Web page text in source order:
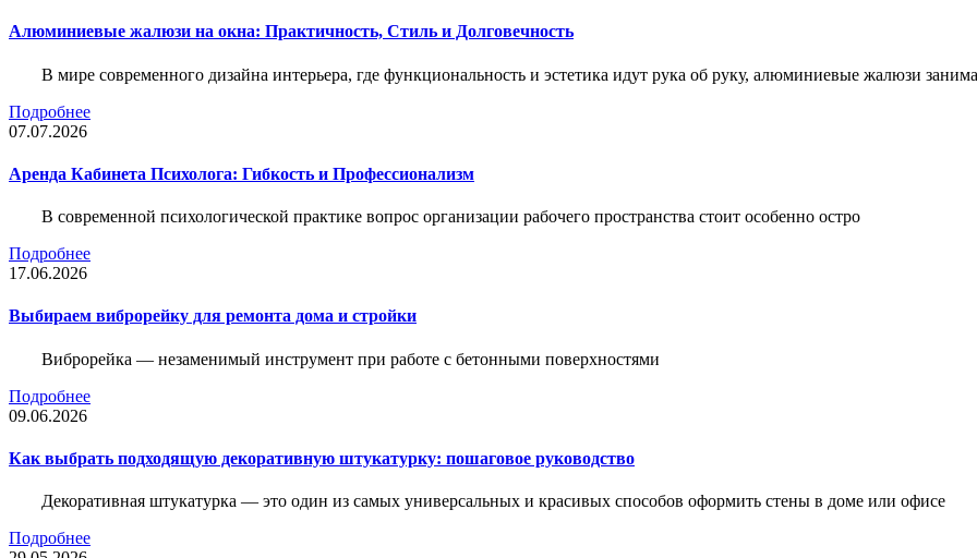
Алюминиевые жалюзи на окна: Практичность, Стиль и Долговечность
В мире современного дизайна интерьера, где функциональность и эстетика идут рука об руку, алюминиевые жалюзи
Подробнее
07.07.2026
Аренда Кабинета Психолога: Гибкость и Профессионализм
В современной психологической практике вопрос организации рабочего пространства стоит особенно остро
Подробнее
17.06.2026
Выбираем виброрейку для ремонта дома и стройки
Виброрейка — незаменимый инструмент при работе с бетонными поверхностями
Подробнее
09.06.2026
Как выбрать подходящую декоративную штукатурку: пошаговое руководство
Декоративная штукатурка — это один из самых универсальных и красивых способов оформить стены в доме или офисе
Подробнее